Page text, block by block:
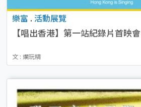
樂富 . 活動展覽
【唱出香港】第一站紀錄片首映會
文 : 爛玩精